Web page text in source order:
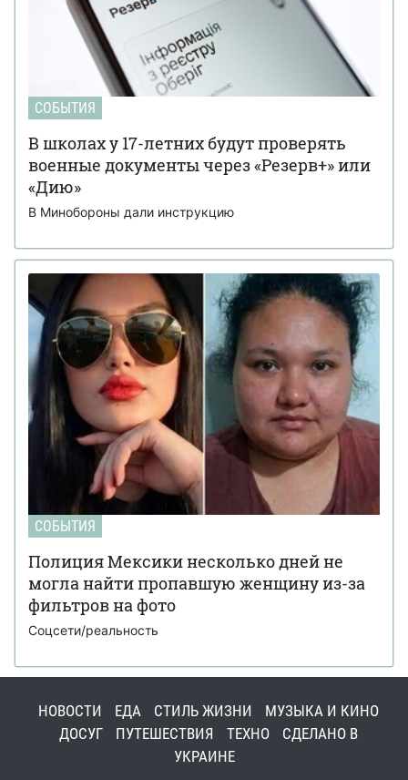
СОБЫТИЯ
В школах у 17-летних будут проверять
военные документы через «Резерв+» или
«Дию»
В Минобороны дали инструкцию
СОБЫТИЯ
Полиция Мексики несколько дней не
могла найти пропавшую женщину из-за
фильтров на фото
Соцсети/реальность
НОВОСТИ ЕДА СТИЛЬ ЖИЗНИ
МУЗЫКА И КИНО
ДОСУГ
ПУТЕШЕСТВИЯ ТЕХНО
СДЕЛАНО В
УКРАИНЕ